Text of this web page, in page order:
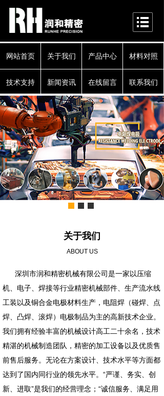
网站首页 关于我们 产品中心 材料对照
技术支持 新闻资讯 在线留言 联系我们
关于我们
ABOUT US
深圳市润和精密机械有限公司是一家以压缩
机、电子、焊接等行业精密机械部件、生产流水线
工装以及铜合金电极材料生产，电阻焊（碰焊、点
焊、凸焊、滚焊）电极制品为主的高新技术企业。
我们拥有经验丰富的机械设计高工二十余名，技术
精湛的机械制造团队，精密的加工设备以及优质售
前售后服务。无论在方案设计、技术水平等方面都
达到了国内同行业的领先水平。“严谨、务实、创
新、进取”是我们的经营理念；“诚信服务、满足用